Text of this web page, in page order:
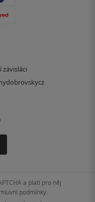
závisláci
a platí pro něj
podmínky.